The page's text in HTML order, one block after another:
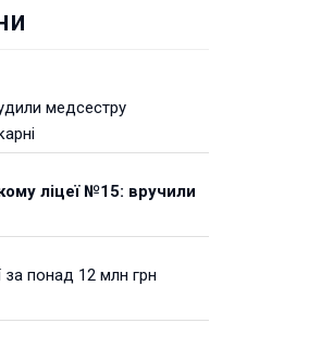
медсестру
ліцеї №15: вручили
понад 12 млн грн